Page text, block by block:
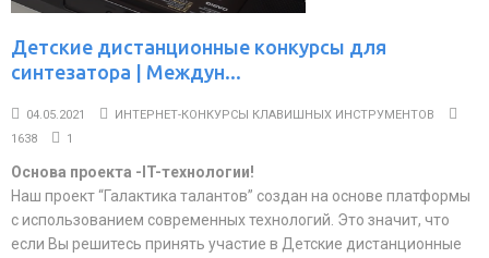
Детские дистанционные конкурсы для
синтезатора | Междун...
04.05.2021
ИНТЕРНЕТ-КОНКУРСЫ КЛАВИШНЫХ ИНСТРУМЕНТОВ
1638
1
Основа проекта -IT-технологии!
Наш проект “Галактика талантов” создан на основе платформы
с использованием современных технологий. Это значит, что
если Вы решитесь принять участие в Детские дистанционные